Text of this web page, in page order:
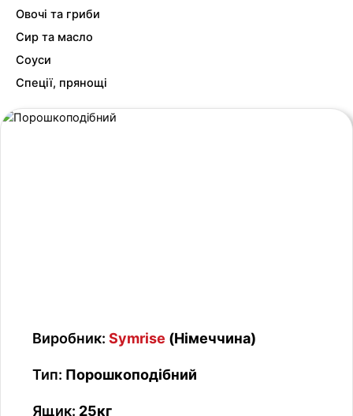
Овочі та гриби
Сир та масло
Соуси
Спеції, прянощі
Виробник: Symrise (Німеччина)
Тип: Порошкоподібний
Ящик: 25кг